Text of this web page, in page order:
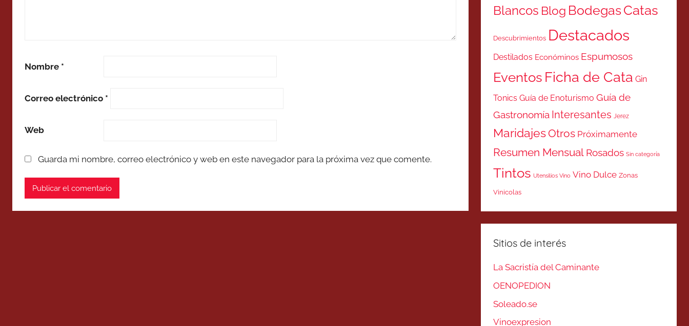
Nombre *
Correo electrónico *
Web
Guarda mi nombre, correo electrónico y web en este navegador para la próxima vez que comente.
Blancos Blog BodegasCatas
Descubrimientos Destacados
Destilados Económinos Espumosos
Eventos Ficha de Cata Gin
Tonics Guía de Enoturismo Guía de
Gastronomía Interesantes Jerez
MaridajesOtros Próximamente
Resumen Mensual Rosados Sin categoría
Tintos Utensilios Vino Vino Dulce Zonas
Vinicolas
Sitios de interés
La Sacristía del Caminante
OENOPEDION
Soleado.se
Vinoexpresion